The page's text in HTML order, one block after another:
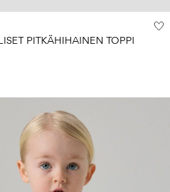
PITKÄHIHAINEN TOPPI